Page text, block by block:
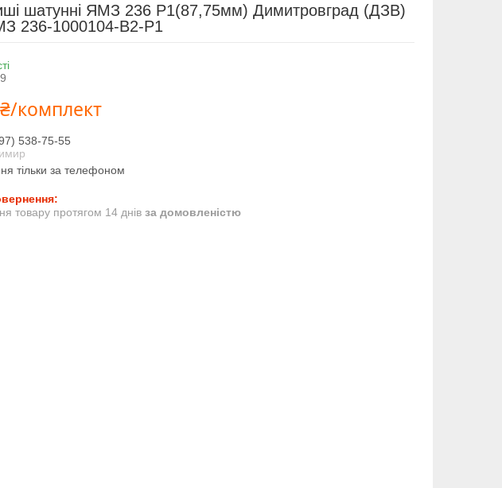
шатунні ЯМЗ 236 Р1(87,75мм) Димитровград (ДЗВ)
236-1000104-В2-Р1
комплект
538-75-55
тільки за телефоном
товару протягом 14 днів за домовленістю